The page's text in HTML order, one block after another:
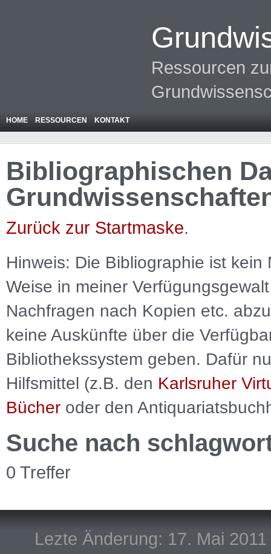
Ressourcen
HOME RESSOURCEN KONTAKT
Bibliographischen
Zurück zur Startmaske.
Hinweis: Die Bibliographie ist kein
Weise in meiner
Nachfragen nach Kopien etc.
keine Auskünfte über die
Bibliothekssystem geben. Dafür
Hilfsmittel (z.B. den Karlsruher
Bücher oder den
Suche nach
0 Treffer
Lezte Änderung: 17. Mai